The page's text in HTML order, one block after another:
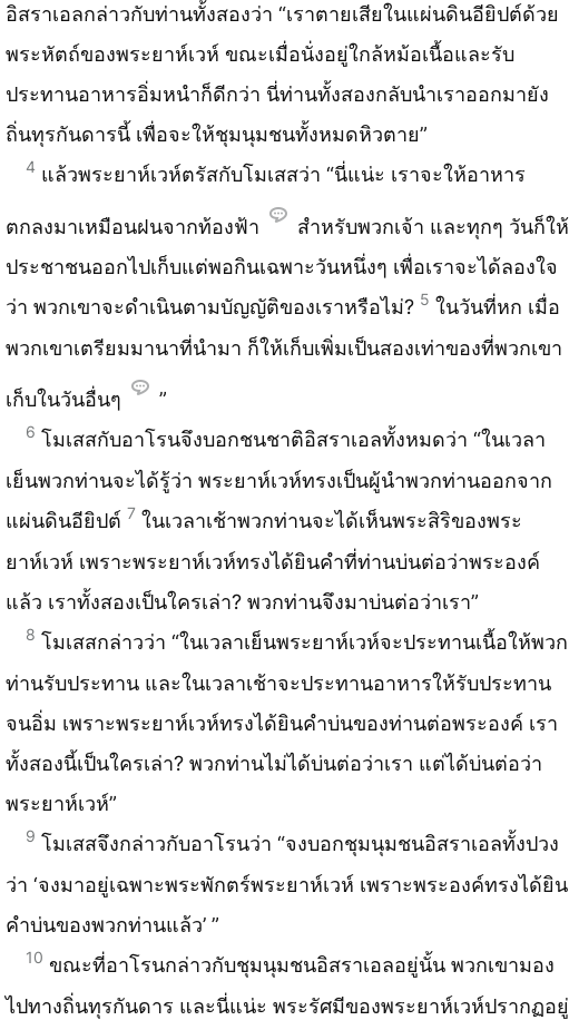
อิสราเอลกล่าวกับท่านทั้งสองว่า “เราตายเสียในแผ่นดินอียิปต์ด้วย
พระหัตถ์ของพระยาห์เวห์ ขณะเมื่อนั่งอยู่ใกล้หม้อเนื้อและรับ
ประทานอาหารอิ่มหนำก็ดีกว่า นี่ท่านทั้งสองกลับนำเราออกมายัง
ถิ่นทุรกันดารนี้ เพื่อจะให้ชุมนุมชนทั้งหมดหิวตาย”
4 แล้วพระยาห์เวห์ตรัสกับโมเสสว่า “นี่แน่ะ เราจะให้อาหาร
ตกลงมาเหมือนฝนจากท้องฟ้า
สำหรับพวกเจ้า และทุกๆ วันก็ให้
ประชาชนออกไปเก็บแต่พอกินเฉพาะวันหนึ่งๆ เพื่อเราจะได้ลองใจ
ว่า พวกเขาจะดำเนินตามบัญญัติของเราหรือไม่? 5 ในวันที่หก เมื่อ
พวกเขาเตรียมมานาที่นำมา ก็ให้เก็บเพิ่มเป็นสองเท่าของที่พวกเขา
เก็บในวันอื่นๆ ”
6 โมเสสกับอาโรนจึงบอกชนชาติอิสราเอลทั้งหมดว่า “ในเวลา
เย็นพวกท่านจะได้รู้ว่า พระยาห์เวห์ทรงเป็นผู้นำพวกท่านออกจาก
แผ่นดินอียิปต์ 7 ในเวลาเช้าพวกท่านจะได้เห็นพระสิริของพระ
ยาห์เวห์ เพราะพระยาห์เวห์ทรงได้ยินคำที่ท่านบ่นต่อว่าพระองค์
แล้ว เราทั้งสองเป็นใครเล่า? พวกท่านจึงมาบ่นต่อว่าเรา”
8 โมเสสกล่าวว่า “ในเวลาเย็นพระยาห์เวห์จะประทานเนื้อให้พวก
ท่านรับประทาน และในเวลาเช้าจะประทานอาหารให้รับประทาน
จนอิ่ม เพราะพระยาห์เวห์ทรงได้ยินคำบ่นของท่านต่อพระองค์ เรา
ทั้งสองนี้เป็นใครเล่า? พวกท่านไม่ได้บ่นต่อว่าเรา แต่ได้บ่นต่อว่า
พระยาห์เวห์”
9 โมเสสจึงกล่าวกับอาโรนว่า “จงบอกชุมนุมชนอิสราเอลทั้งปวง
ว่า ‘จงมาอยู่เฉพาะพระพักตร์พระยาห์เวห์ เพราะพระองค์ทรงได้ยิน
คำบ่นของพวกท่านแล้ว’ ”
10 ขณะที่อาโรนกล่าวกับชุมนุมชนอิสราเอลอยู่นั้น พวกเขามอง
ไปทางถิ่นทุรกันดาร และนี่แน่ะ พระรัศมีของพระยาห์เวห์ปรากฏอยู่